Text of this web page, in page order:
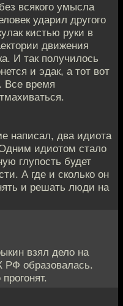
всякого умысла
ударил другого
кистью руки в
движения
И так получилось
и эдак, а тот вот
Все время
написал, два идиота
идиотом стало
глупость будет
А где и сколько он
и решать люди на
взял дело на
РФ образовалась.